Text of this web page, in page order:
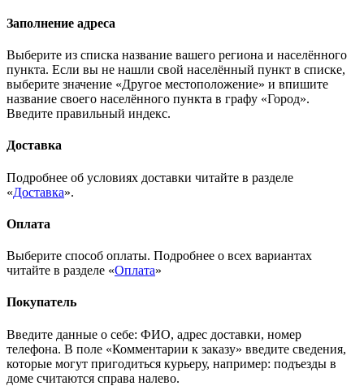
Заполнение адреса
Выберите из списка название вашего региона и населённого
пункта. Если вы не нашли свой населённый пункт в списке,
выберите значение «Другое местоположение» и впишите
название своего населённого пункта в графу «Город».
Введите правильный индекс.
Доставка
Подробнее об условиях доставки читайте в разделе
«Доставка».
Оплата
Выберите способ оплаты. Подробнее о всех вариантах
читайте в разделе «Оплата»
Покупатель
Введите данные о себе: ФИО, адрес доставки, номер
телефона. В поле «Комментарии к заказу» введите сведения,
которые могут пригодиться курьеру, например: подъезды в
доме считаются справа налево.